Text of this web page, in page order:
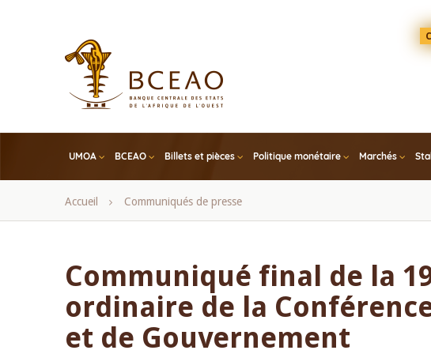
UMOA BCEAO Billets et pièces Politique monétaire Marchés
Fil
Accueil Communiqués de presse
Communiqué final de la
ordinaire de la
et de Gouvernement